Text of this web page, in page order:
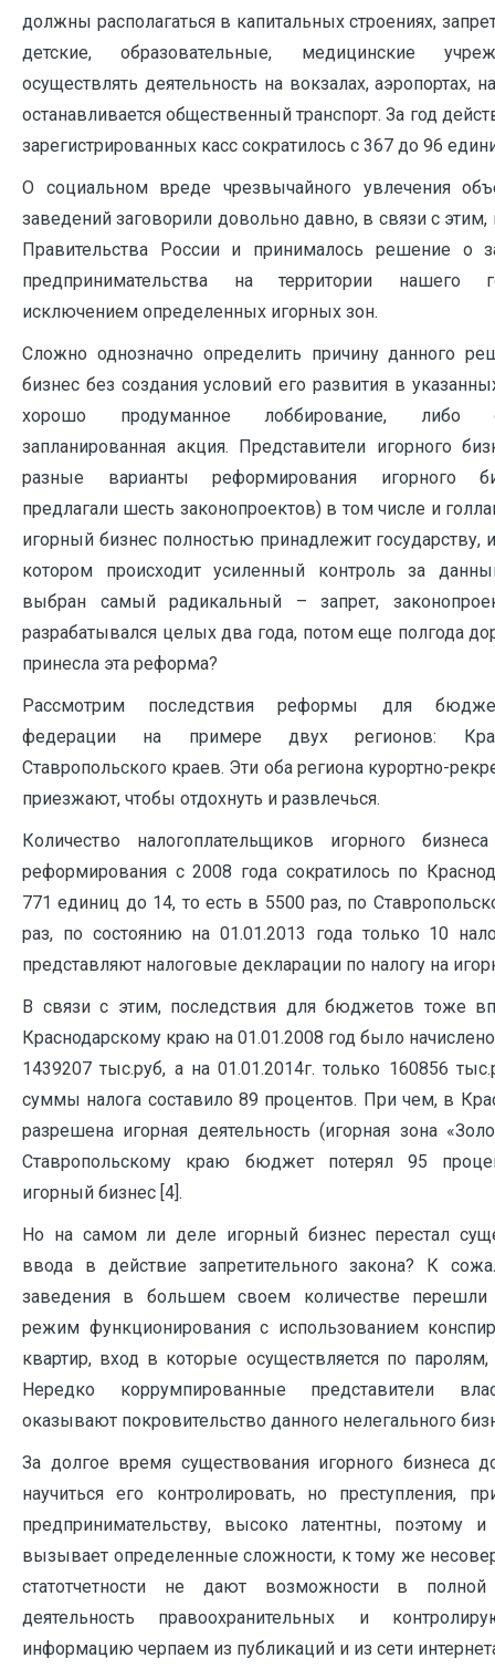
должны располагаться в капитальных строениях,
детские, образовательные, медицинские
осуществлять деятельность на вокзалах, аэропортах,
останавливается общественный транспорт. За год
зарегистрированных касс сократилось с 367 до 96
О социальном вреде чрезвычайного увлечения
заведений заговорили довольно давно, в связи с
Правительства России и принималось решение о
предпринимательства на территории нашего
исключением определенных игорных зон.
Сложно однозначно определить причину данного
бизнес без создания условий его развития в
хорошо продуманное лоббирование, либо
запланированная акция. Представители игорного
разные варианты реформирования игорного
предлагали шесть законопроектов) в том числе и
игорный бизнес полностью принадлежит государству,
котором происходит усиленный контроль за
выбран самый радикальный – запрет,
разрабатывался целых два года, потом еще полгода
принесла эта реформа?
Рассмотрим последствия реформы для
федерации на примере двух регионов:
Ставропольского краев. Эти оба региона курортно-
приезжают, чтобы отдохнуть и развлечься.
Количество налогоплательщиков игорного
реформирования с 2008 года сократилось по
771 единиц до 14, то есть в 5500 раз, по
раз, по состоянию на 01.01.2013 года только 10
представляют налоговые декларации по налогу на
В связи с этим, последствия для бюджетов тоже
Краснодарскому краю на 01.01.2008 год было
1439207 тыс.руб, а на 01.01.2014г. только 160856
суммы налога составило 89 процентов. При чем, в
разрешена игорная деятельность (игорная зона
Ставропольскому краю бюджет потерял 95
игорный бизнес [4].
Но на самом ли деле игорный бизнес перестал
ввода в действие запретительного закона? К
заведения в большем своем количестве
режим функционирования с использованием
квартир, вход в которые осуществляется по
Нередко коррумпированные представители
оказывают покровительство данного нелегального
За долгое время существования игорного
научиться его контролировать, но преступления,
предпринимательству, высоко латентны, поэтому
вызывает определенные сложности, к тому же
статотчетности не дают возможности в
деятельность правоохранительных и
информацию черпаем из публикаций и из сети